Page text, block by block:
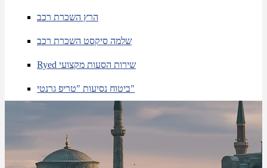
הרץ השכרת רכב
שלמה סיקסט השכרת רכב
Ryed שירות הסעות מקצועי
ביטוח נסיעות "טריפ גרנטי"